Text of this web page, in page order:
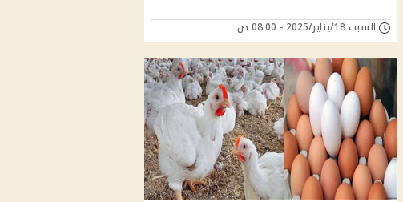
السبت 18/يناير/2025 - 08:00 ص